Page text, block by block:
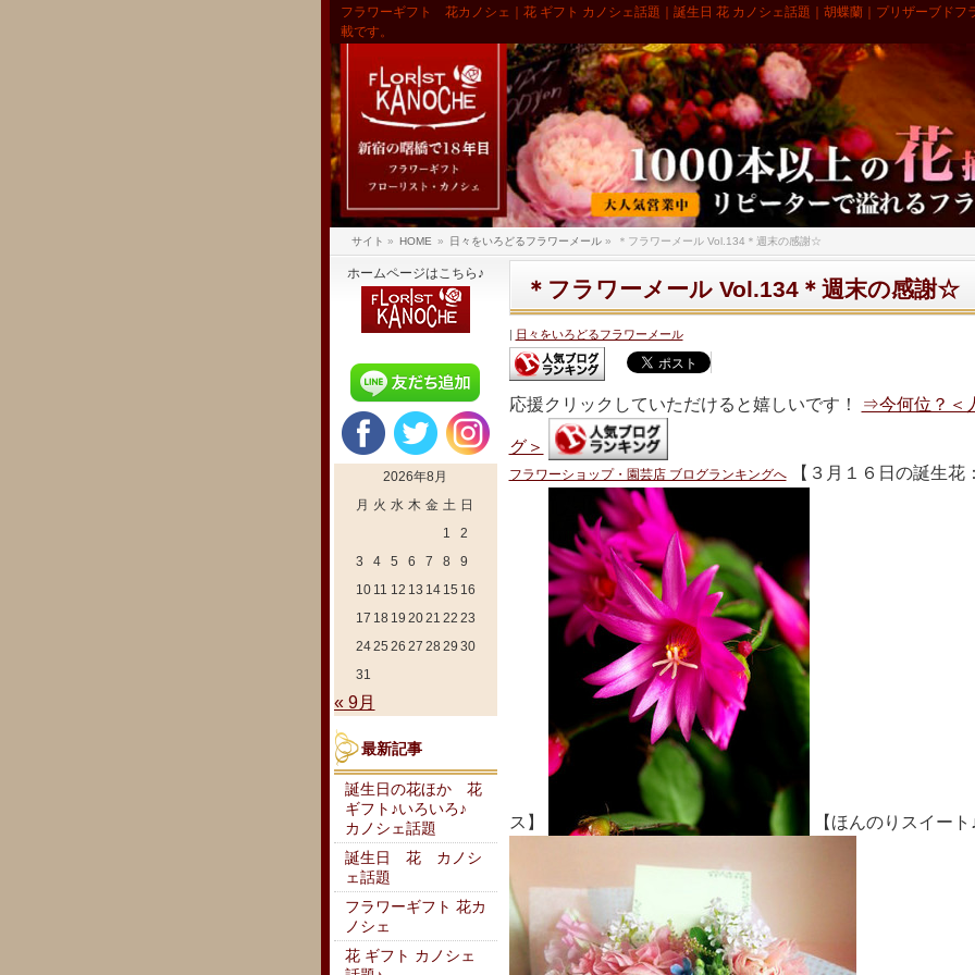
フラワーギフト 花カノシェ｜花 ギフト カノシェ話題｜誕生日 花 カノシェ話題｜胡蝶蘭｜プリザーブドフ
載です。
サイト » HOME » 日々をいろどるフラワーメール» ＊フラワーメール Vol.134＊週末の感謝☆
＊フラワーメール Vol.134＊週末の感謝☆
日々をいろどるフラワーメール
応援クリックしていただけると嬉しいです！ ⇒今何位？＜
グ＞
フラワーショップ・園芸店 ブログランキングへ【３月１６日の誕生花
ス】 【ほんのりスイート
ホームページはこちら♪
2026年8月
月 火 水 木 金 土 日
1
2
3
4 5 6 7 8
9
10 11 12 13 14 15 16
17 18 19 2021 22 23
2425 26 27 28 29 30
31
« 9月
最新記事
誕生日の花ほか 花
ギフト♪いろいろ♪
カノシェ話題
誕生日 花 カノシ
ェ話題
フラワーギフト 花カ
ノシェ
花 ギフト カノシェ